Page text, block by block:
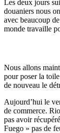
Les deux jours
douaniers nous
avec beaucoup
monde travaille
Nous allons
pour poser la
de nouveau le
Aujourd’hui le
de commerce.
pas avoir
Fuego » pas de